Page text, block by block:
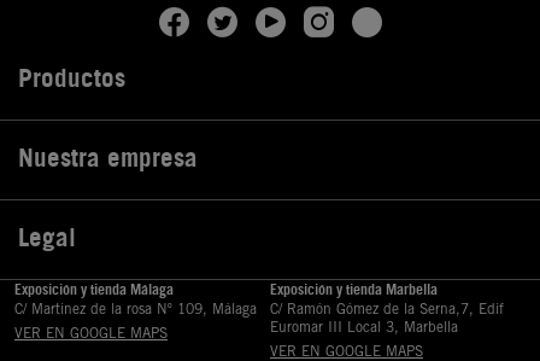
Productos
Nuestra empresa
Legal
Exposición y tienda Málaga
C/ Martinez de la rosa Nº 109, Málaga
VER EN GOOGLE MAPS
Exposición y tienda Marbella
C/ Ramón Gómez de la Serna,7, Edif
Euromar III Local 3, Marbella
VER EN GOOGLE MAPS